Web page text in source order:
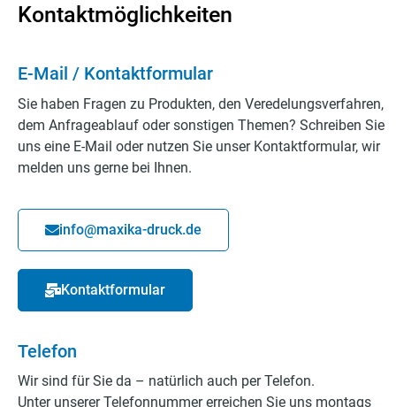
Kontaktmöglichkeiten
E-Mail / Kontaktformular
Sie haben Fragen zu Produkten, den Veredelungsverfahren,
dem Anfrageablauf oder sonstigen Themen? Schreiben Sie
uns eine E-Mail oder nutzen Sie unser Kontaktformular, wir
melden uns gerne bei Ihnen.
info@maxika-druck.de
Kontaktformular
Telefon
Wir sind für Sie da – natürlich auch per Telefon.
Unter unserer Telefonnummer erreichen Sie uns montags